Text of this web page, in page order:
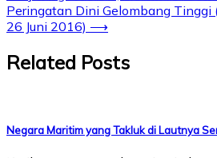
Peringatan Dini Gelombang Tinggi
26 Juni 2016) ⟶
Related Posts
Negara Maritim yang Takluk di Lautnya